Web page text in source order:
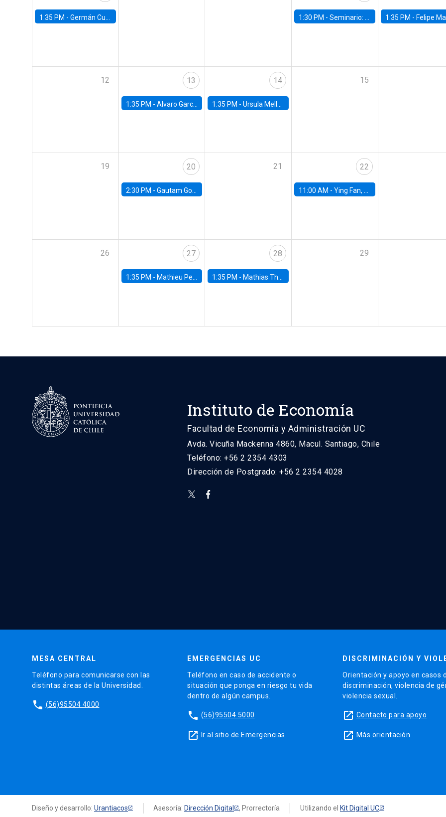
1:35 PM - Germán Cubas, University of Houston 1:30 PM -Seminario: “Recuperando la humanidad para progresar en la era de la IA» 1:35 PM - Felipe Martínez, alumno Doctorado en
12 13
1:35 PM - Alvaro Garcia-Marin, Universidad de Los Andes
14
1:35 PM -Ursula Mello, Insper - Institute of Education and Research
15
19 20
2:30 PM - Gautam Gowrisankaran, Columbia University
21 22
11:00 AM -Ying Fan, University of Michigan
26 27
1:35 PM - Mathieu Pedemonte, IDB
28
1:35 PM - Mathias Thoenig, University of Lausanne
29
Instituto de Economía
Facultad de Economía y Administración UC
Avda. Vicuña Mackenna 4860, Macul. Santiago, Chile
Teléfono: +56 2 2354 4303
Dirección de Postgrado: +56 2 2354 4028
MESA CENTRAL
Teléfono para comunicarse con las
distintas áreas de la Universidad.
phone (56)95504 4000
EMERGENCIAS UC
Teléfono en caso de accidente o
situación que ponga en riesgo tu vida
dentro de algún campus.
phone (56)95504 5000
launch Ir al sitio de Emergencias
DISCRIMINACIÓN Y
Orientación y apoyo en casos
discriminación, violencia de
violencia sexual.
launch Contacto para apoyo
launch Más orientación
Diseño y desarrollo: Urantiacos Asesoría: Dirección Digital , Prorrectoría Utilizando el Kit Digital UC